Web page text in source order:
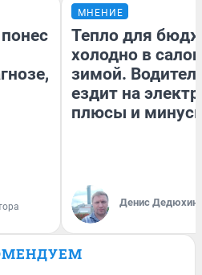
МНЕНИЕ
Тепло для
холодно в
зимой.
ездит на
плюсы и
Денис Дедюхин